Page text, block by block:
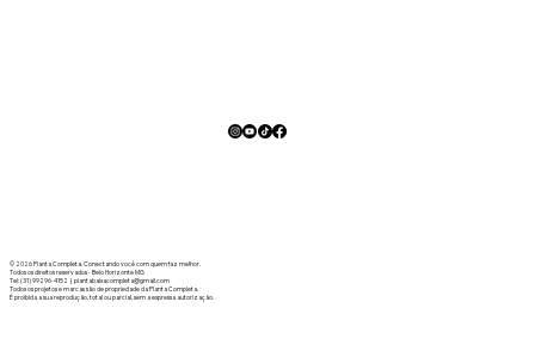
© 2026 Planta Completa. Conectando você com quem faz melhor.
Todos os direitos reservados - Belo Horizonte MG
Tel: (31) 99296-4152 | plantabaixacompleta@gmail.com
Todos os projetos e marcas são de propriedade da Planta Completa.
É proibida a sua reprodução, total ou parcial, sem a expressa autorização.